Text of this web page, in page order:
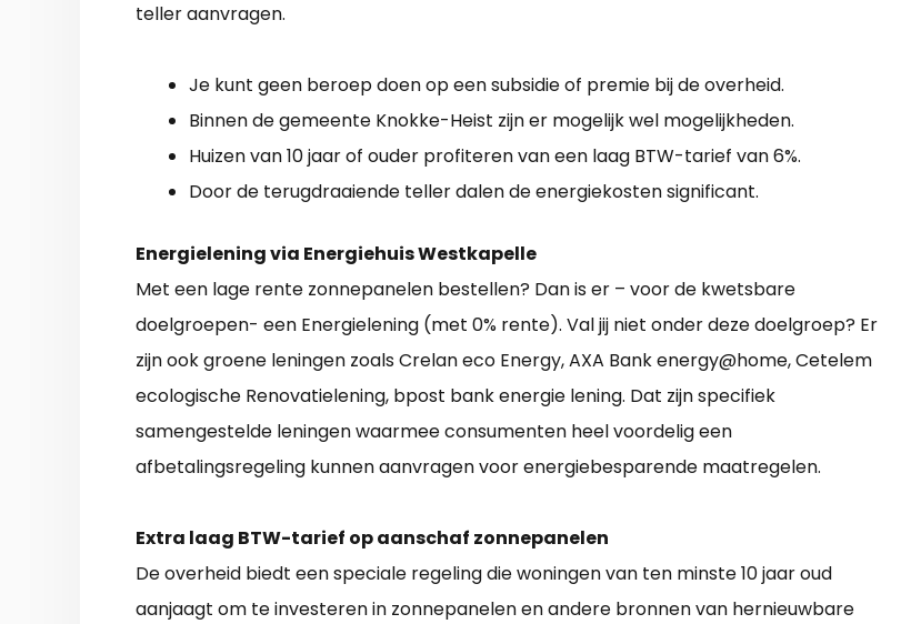
teller aanvragen.
Je kunt geen beroep doen op een subsidie of premie bij de overheid.
Binnen de gemeente Knokke-Heist zijn er mogelijk wel mogelijkheden.
Huizen van 10 jaar of ouder profiteren van een laag BTW-tarief van 6%.
Door de terugdraaiende teller dalen de energiekosten significant.
Energielening via Energiehuis Westkapelle
Met een lage rente zonnepanelen bestellen? Dan is er – voor de kwetsbare
doelgroepen- een Energielening (met 0% rente). Val jij niet onder deze doelgroep? Er
zijn ook groene leningen zoals Crelan eco Energy, AXA Bank energy@home, Cetelem
ecologische Renovatielening, bpost bank energie lening. Dat zijn specifiek
samengestelde leningen waarmee consumenten heel voordelig een
afbetalingsregeling kunnen aanvragen voor energiebesparende maatregelen.
Extra laag BTW-tarief op aanschaf zonnepanelen
De overheid biedt een speciale regeling die woningen van ten minste 10 jaar oud
aanjaagt om te investeren in zonnepanelen en andere bronnen van hernieuwbare